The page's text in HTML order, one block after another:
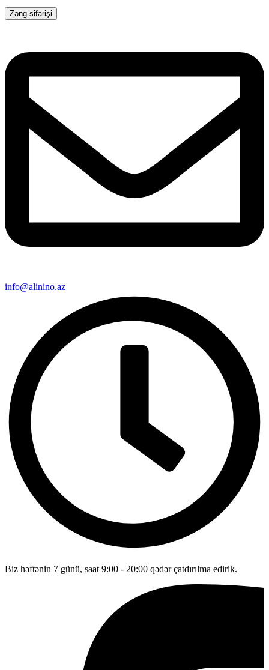
Zəng sifarişi
info@alinino.az
Biz həftənin 7 günü, saat 9:00 - 20:00 qədər çatdırılma edirik.